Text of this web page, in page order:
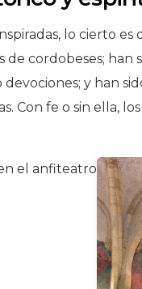
lo cierto
de cordobeses;
y han
Con fe o sin ella,